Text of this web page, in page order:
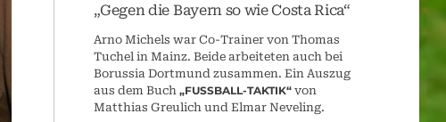
„Gegen die Bayern so wie Costa Rica“
Arno Michels war Co-Trainer von Thomas
Tuchel in Mainz. Beide arbeiteten auch bei
Borussia Dortmund zusammen. Ein Auszug
aus dem Buch„FUSSBALL-TAKTIK“ von
Matthias Greulich und Elmar Neveling.